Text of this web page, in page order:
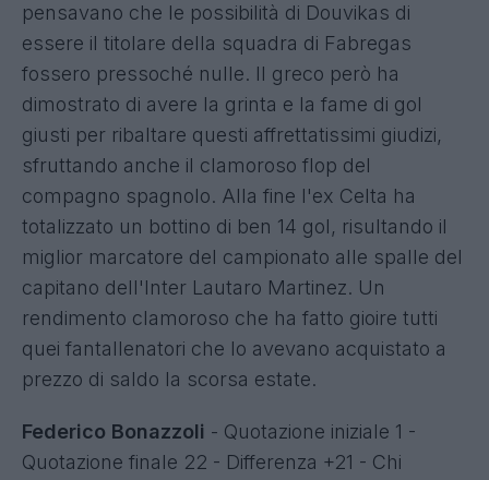
pensavano che le possibilità di Douvikas di
essere il titolare della squadra di Fabregas
fossero pressoché nulle. Il greco però ha
dimostrato di avere la grinta e la fame di gol
giusti per ribaltare questi affrettatissimi giudizi,
sfruttando anche il clamoroso flop del
compagno spagnolo. Alla fine l'ex Celta ha
totalizzato un bottino di ben 14 gol, risultando il
miglior marcatore del campionato alle spalle del
capitano dell'Inter Lautaro Martinez. Un
rendimento clamoroso che ha fatto gioire tutti
quei fantallenatori che lo avevano acquistato a
prezzo di saldo la scorsa estate.
Federico Bonazzoli - Quotazione iniziale 1 -
Quotazione finale 22 - Differenza +21 - Chi